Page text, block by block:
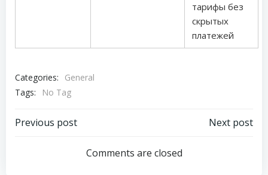
тарифы без
скрытых
платежей
Categories:
General
Tags:
No Tag
Post
navigation
Previous post
navigation
Next post
Comments are closed